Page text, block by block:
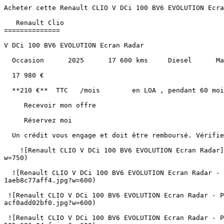
Acheter cette Renault CLIO V DCi 100 BV6 EVOLUTION Ecran Radar Diesel au prix de 17980€ à Albi, Montauban, Castres, Cahors, Carcassonne et Toulouse.               

   Renault Clio 
==============

V DCi 100 BV6 EVOLUTION Ecran Radar

  Occasion      2025      17 600 kms     Diesel      Manuelle 

  17 980 €   

  **210 €**  TTC   /mois        en LOA , pendant 60 mois, hors assurance facultative  

     Recevoir mon offre 

     Réservez moi 

  Un crédit vous engage et doit être remboursé. Vérifiez vos capacités de remboursement avant de vous engager. 

    ![Renault CLIO V DCi 100 BV6 EVOLUTION Ecran Radar](https://www.sndiffusion.fr/photos/evialog_photos/logvo/15/1770/88/eb6d10cf-cc40-4c34-a2ab-c3d93ef67fa1.jpg?w=750)  

  ![Renault CLIO V DCi 100 BV6 EVOLUTION Ecran Radar - Photo 2](https://www.sndiffusion.fr/photos/evialog_photos/logvo/15/1770/88/3bc169c1-2558-40d0-9a53-1aeb8c77aff4.jpg?w=600)  

 ![Renault CLIO V DCi 100 BV6 EVOLUTION Ecran Radar - Photo 3](https://www.sndiffusion.fr/photos/evialog_photos/logvo/15/1770/88/9e48e3f2-380e-4950-8d88-acf0add02bf0.jpg?w=600)  

 ![Renault CLIO V DCi 100 BV6 EVOLUTION Ecran Radar - Photo 4](https://www.sndiffusion.fr/photos/evialog_photos/logvo/15/1770/88/f04c2a99-939b-4376-9194-505a686a04af.jpg?w=600)  

 ![Renault CLIO V DCi 100 BV6 EVOLUTION Ecran Radar - Photo 5](https://www.sndiffusion.fr/photos/evialog_photos/logvo/15/1770/88/8d709e2a-5dbe-4049-a7f4-82dc98f81baf.jpg?w=600)  +23 photos 

        /  

      ![]() 

 ![]() 

 ![]() 

   ![Photo 1]() 

       ![]()   

   Occasion      2025      17 600 kms     Diesel      Manuelle 

  Caractéristiques
----------------

     Partager   

Année

2025

Kilométrage

17 600 km

Énergie

Diesel

Boîte de vitesses

Manuelle

Puissance

100 ch / 5 cv fiscaux

Portes

5

Places

5

Cylindrée

1461 cm³

Couleur extérieure

Noir brillant

Couleur intérieure

Gris foncé

Sellerie

Tissu

1ère immatriculation

23/04/2025

Référence

51110

  Points forts
------------

     Climatisation Automatique     Jantes Alu     Retroviseurs Rabattables Electriques     Apple Carplay / Android Auto     Régulateur de vitesse    + 19 autres  

     Consommation et émissions
-------------------------

Mixte

3,6 L/100km

Urbain

4,3 L/100km

Extra-urbain

3,2 L/100km

      B   

CO₂

109 g/km

   ![Crit'Air 2](https://www.sndiffusion.fr/images/critair/vignette-critair-2.png)Crit'Air

2

    Équipements
-----------

  ### Équipements de série (24)

    Aide au démarrage en côte 

   Airbag frontal pour le conducteur et le passager avant 

   Airbags latéraux 

   Apple Car Play Android Auto 

   Capteur de pluie et lumière automatique 

   Climatisation 

   EASY LINK avec écran tactile de 7'' 

   Ecran d'information couleur 

   Full LED Pure Vision 

   Jantes 16" Amicitia 

   Mode ECO 

   Possibilité de désactiver l'airbag passager 

   Régulateur de vitesse et limiteur 

   Rétroviseurs réglables électriquement et chauffants 

   Système d'aide au stationnement arrière 

   Système d'assistance de freinage d'urgence 

   Système d'assistance de sortie de voie – LKA 

   Système de fixation pour siège enfant ISOFIX 

   Système de freinage antiblocage – ABS 

   Système de freinage d'urgence actif à détection de piétons